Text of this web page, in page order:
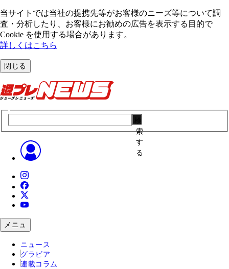
当サイトでは当社の提携先等がお客様のニーズ等について調
査・分析したり、お客様にお勧めの広告を表⽰する⽬的で
Cookie を使⽤する場合があります。
詳しくはこちら
閉じる
索
す
る
メニュ
ニュース
グラビア
連載コラム